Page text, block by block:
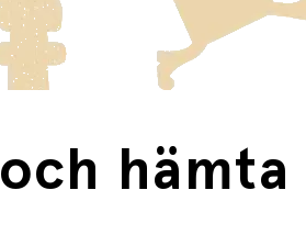
för mer än 1500:-
hämta